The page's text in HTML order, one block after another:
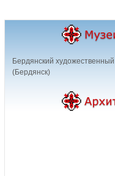
Бердянский
(Бердянск)